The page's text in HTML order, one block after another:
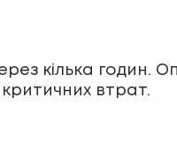
кілька годин.
втрат.